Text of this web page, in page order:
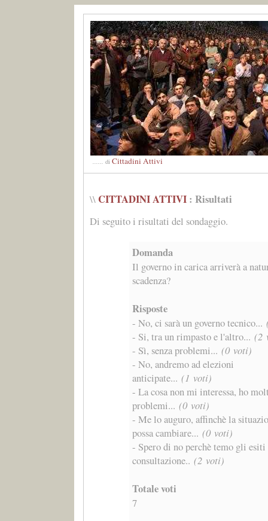
...... di Cittadini Attivi
\\ CITTADINI ATTIVI : Risultati
Di seguito i risultati del sondaggio.
Domanda
Il governo in carica arriverà a
scadenza?
Risposte
- No, ci sarà un governo tecnico...
- Si, tra un rimpasto e l'altro... (2
- Sì, senza problemi... (0 voti)
- No, andremo ad elezioni
anticipate... (1 voti)
- La cosa non mi interessa, ho
problemi... (0 voti)
- Me lo auguro, affinchè la
possa cambiare... (0 voti)
- Spero di no perchè temo gli
consultazione.. (2 voti)
Totale voti
7